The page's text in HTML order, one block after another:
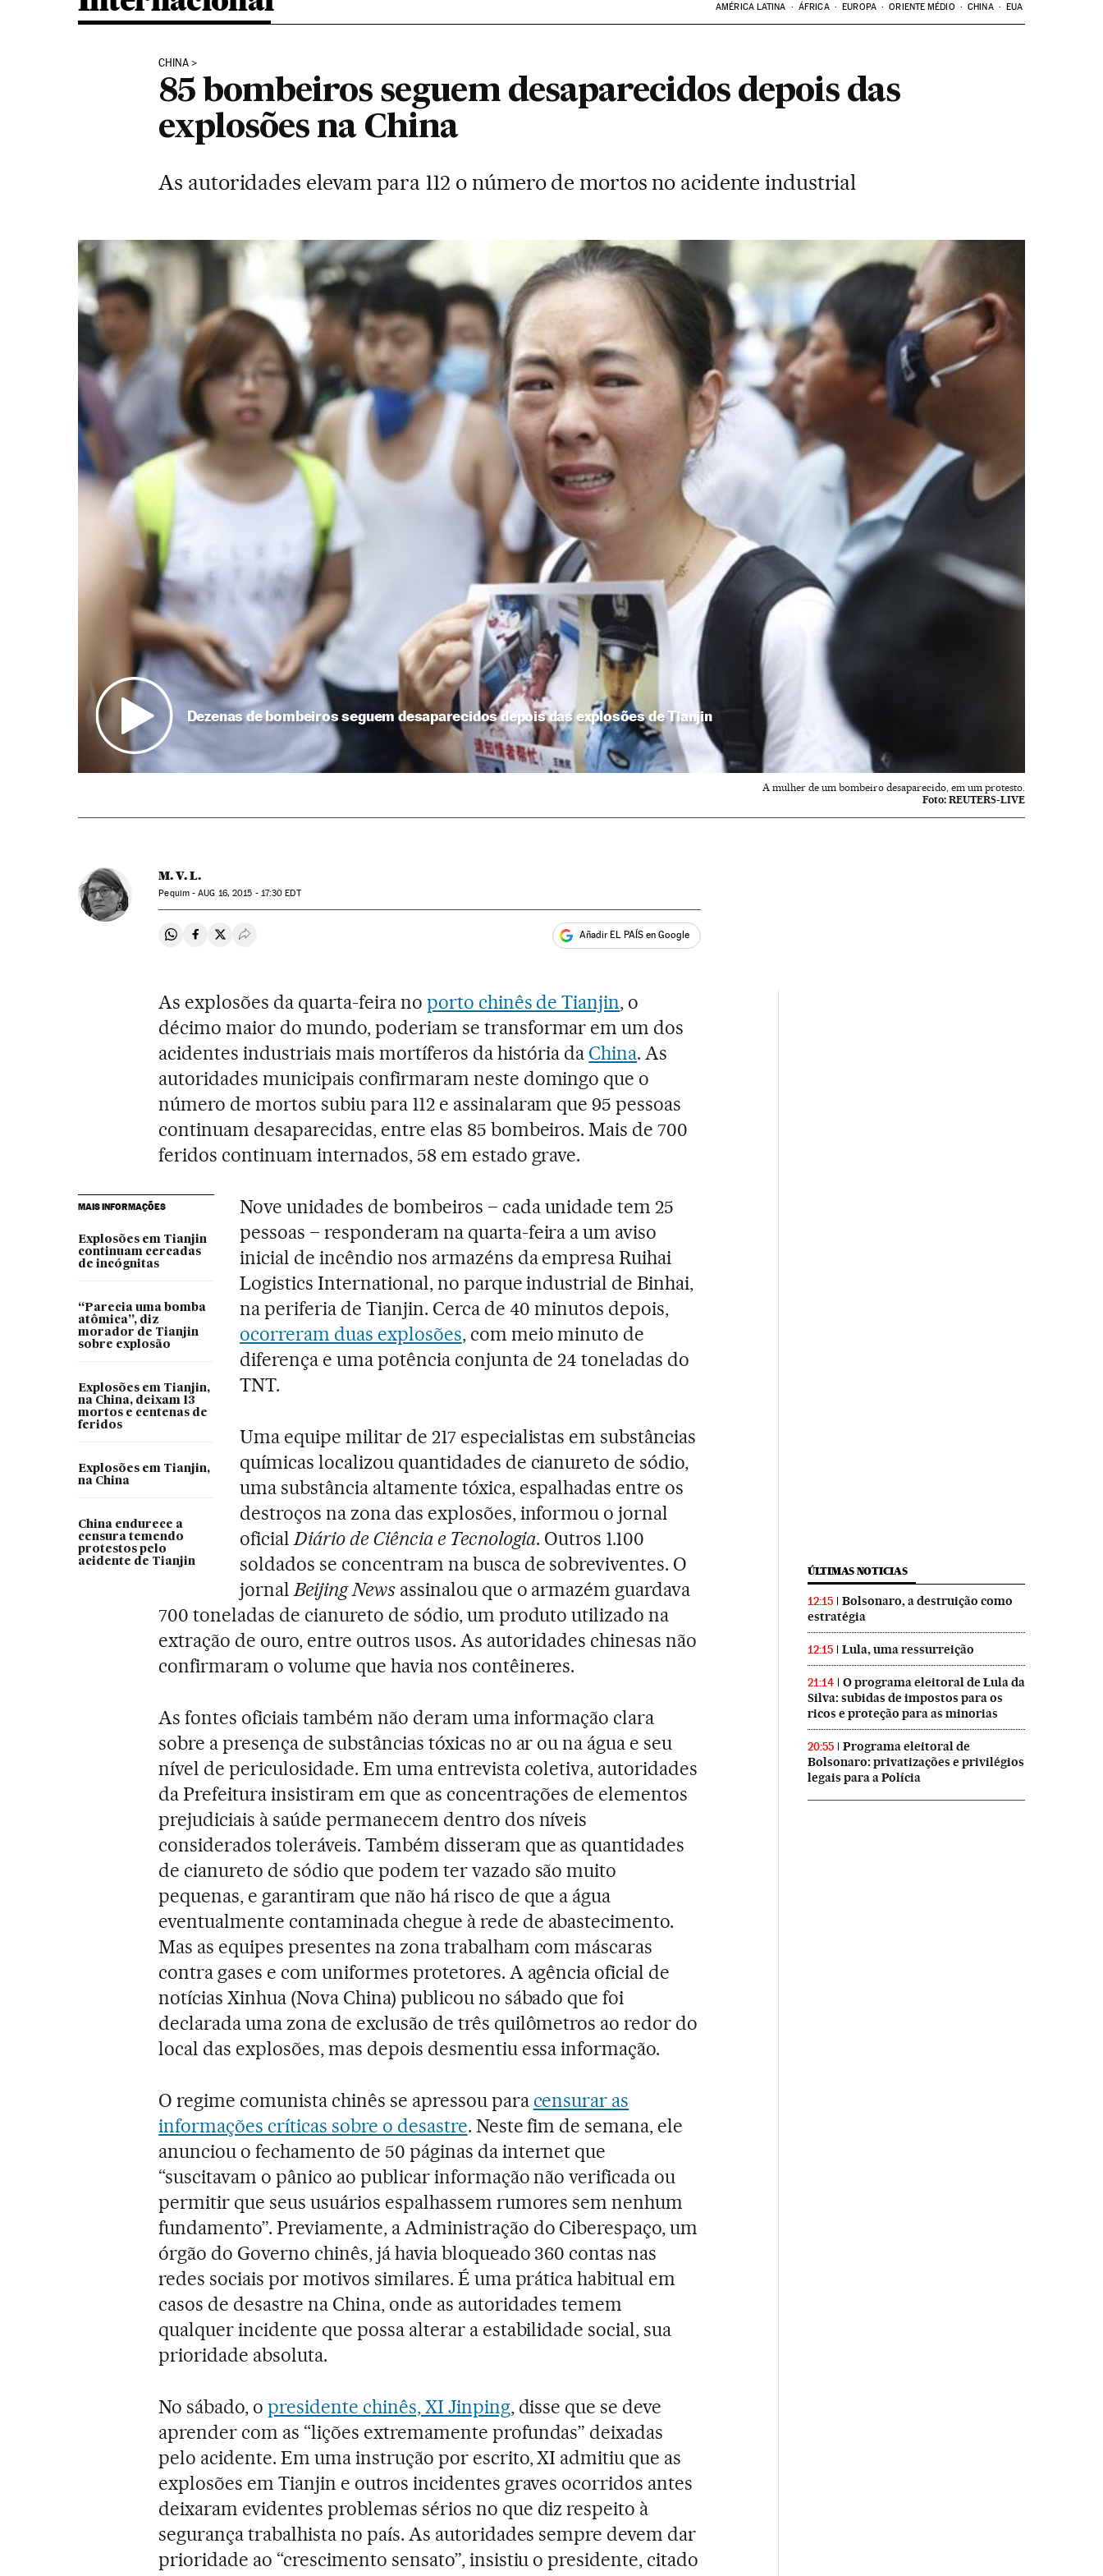
AMÉRICA LATINA ÁFRICA EUROPA ORIENTE MÉDIO CHINA EUA
CHINA
85 bombeiros seguem desaparecidos depois das
explosões na China
As autoridades elevam para 112 o número de mortos no acidente industrial
Dezenas de bombeiros seguem desaparecidos depois das explosões de Tianjin
A mulher de um bombeiro desaparecido, em um protesto.
Foto: REUTERS-LIVE
M. V. L.
Pequim -AUG 16, 2015 - 17:30 EDT
Compartir en Whatsapp
Compartir en Facebook
Compartir en Twitter
Desplegar Redes Sociales Añadir EL PAÍS en Google
As explosões da quarta-feira no porto chinês de Tianjin, o
décimo maior do mundo, poderiam se transformar em um dos
acidentes industriais mais mortíferos da história da China. As
autoridades municipais confirmaram neste domingo que o
número de mortos subiu para 112 e assinalaram que 95 pessoas
continuam desaparecidas, entre elas 85 bombeiros. Mais de 700
feridos continuam internados, 58 em estado grave.
MAIS INFORMAÇÕES
Explosões em Tianjin
continuam cercadas
de incógnitas
“Parecia uma bomba
atômica”, diz
morador de Tianjin
sobre explosão
Explosões em Tianjin,
na China, deixam 13
mortos e centenas de
feridos
Explosões em Tianjin,
na China
China endurece a
censura temendo
protestos pelo
acidente de Tianjin
Nove unidades de bombeiros – cada unidade tem 25
pessoas – responderam na quarta-feira a um aviso
inicial de incêndio nos armazéns da empresa Ruihai
Logistics International, no parque industrial de Binhai,
na periferia de Tianjin. Cerca de 40 minutos depois,
ocorreram duas explosões, com meio minuto de
diferença e uma potência conjunta de 24 toneladas do
TNT.
Uma equipe militar de 217 especialistas em substâncias
químicas localizou quantidades de cianureto de sódio,
uma substância altamente tóxica, espalhadas entre os
destroços na zona das explosões, informou o jornal
oficialDiário de Ciência e Tecnologia. Outros 1.100
soldados se concentram na busca de sobreviventes. O
jornalBeijing Newsassinalou que o armazém guardava
700 toneladas de cianureto de sódio, um produto utilizado na
extração de ouro, entre outros usos. As autoridades chinesas não
confirmaram o volume que havia nos contêineres.
As fontes oficiais também não deram uma informação clara
sobre a presença de substâncias tóxicas no ar ou na água e seu
nível de periculosidade. Em uma entrevista coletiva, autoridades
da Prefeitura insistiram em que as concentrações de elementos
prejudiciais à saúde permanecem dentro dos níveis
considerados toleráveis. Também disseram que as quantidades
de cianureto de sódio que podem ter vazado são muito
pequenas, e garantiram que não há risco de que a água
eventualmente contaminada chegue à rede de abastecimento.
Mas as equipes presentes na zona trabalham com máscaras
contra gases e com uniformes protetores. A agência oficial de
notícias Xinhua (Nova China) publicou no sábado que foi
declarada uma zona de exclusão de três quilômetros ao redor do
local das explosões, mas depois desmentiu essa informação.
O regime comunista chinês se apressou para censurar as
informações críticas sobre o desastre. Neste fim de semana, ele
anunciou o fechamento de 50 páginas da internet que
“suscitavam o pânico ao publicar informação não verificada ou
permitir que seus usuários espalhassem rumores sem nenhum
fundamento”. Previamente, a Administração do Ciberespaço, um
órgão do Governo chinês, já havia bloqueado 360 contas nas
redes sociais por motivos similares. É uma prática habitual em
casos de desastre na China, onde as autoridades temem
qualquer incidente que possa alterar a estabilidade social, sua
prioridade absoluta.
No sábado, opresidente chinês, XI Jinping, disse que se deve
aprender com as “lições extremamente profundas” deixadas
pelo acidente. Em uma instrução por escrito, XI admitiu que as
explosões em Tianjin e outros incidentes graves ocorridos antes
deixaram evidentes problemas sérios no que diz respeito à
segurança trabalhista no país. As autoridades sempre devem dar
prioridade ao “crescimento sensato”, insistiu o presidente, citado
ÚLTIMAS NOTICIAS
12:15
Bolsonaro, a destruição como
estratégia
12:15 Lula, uma ressurreição
21:14
O programa eleitoral de Lula da
Silva: subidas de impostos para os
ricos e proteção para as minorias
20:55
Programa eleitoral de
Bolsonaro: privatizações e privilégios
legais para a Polícia